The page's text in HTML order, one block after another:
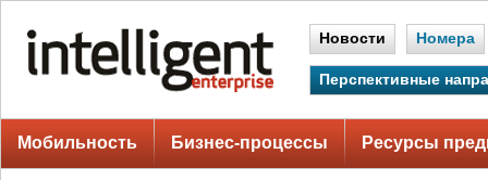
Новости Номера
Перспективные
Мобильность Бизнес-процессы Ресурсы